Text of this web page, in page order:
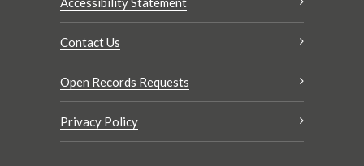
Contact Us
Open Records Requests
Privacy Policy